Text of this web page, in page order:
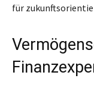
für